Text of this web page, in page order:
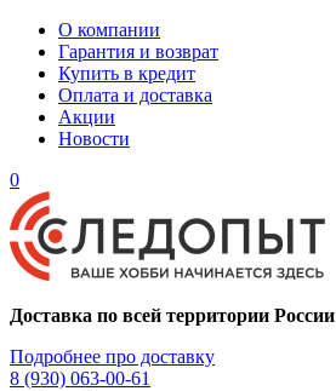
О компании
Гарантия и возврат
Купить в кредит
Оплата и доставка
Акции
Новости
0
Доставка по всей территории России
Подробнее про доставку
8 (930) 063-00-61